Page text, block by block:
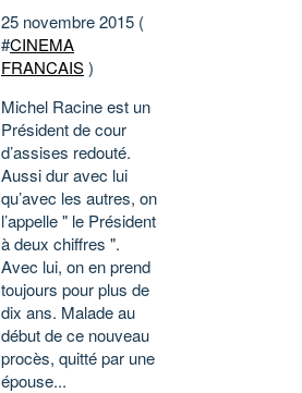
25 novembre 2015 (
#CINEMA
FRANCAIS)
Michel Racine est un
Président de cour
d’assises redouté.
Aussi dur avec lui
qu’avec les autres, on
l’appelle " le Président
à deux chiffres ".
Avec lui, on en prend
toujours pour plus de
dix ans. Malade au
début de ce nouveau
procès, quitté par une
épouse...